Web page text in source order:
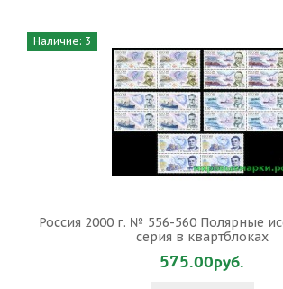
Наличие: 3
Россия 2000 г. № 556-560 Полярные
серия в квартблоках
575.00руб.